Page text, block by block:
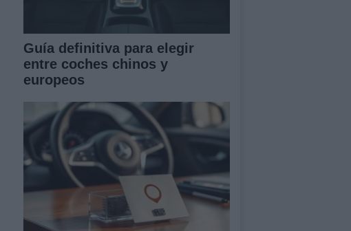
Guía definitiva para elegir
entre coches chinos y
europeos